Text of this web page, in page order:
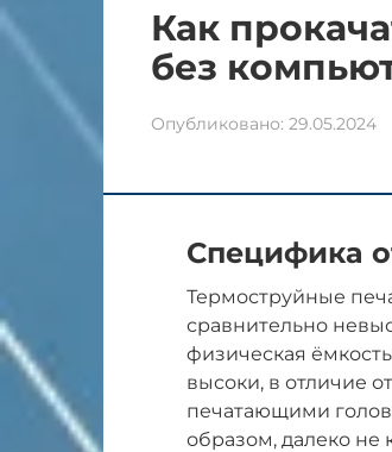
Как
без
Опубликовано: 29.05.2024
Специфика
Термоструйные
сравнительно
физическая
высоки, в отличие
печатающими
образом, далеко не